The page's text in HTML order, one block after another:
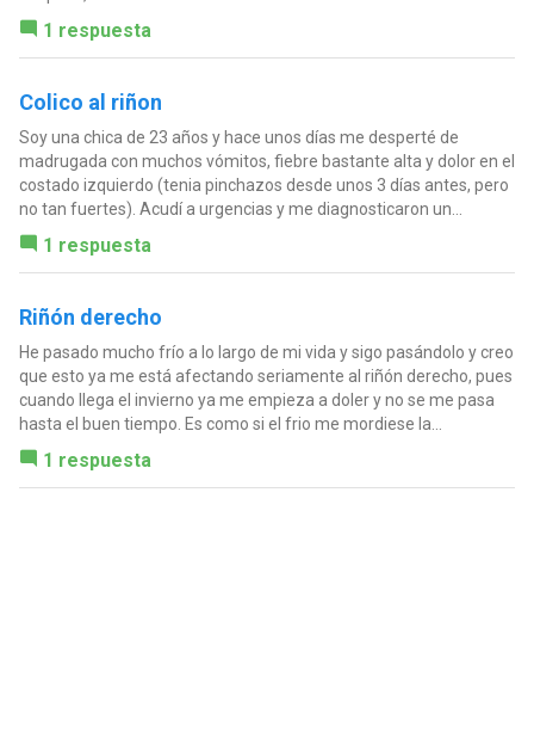
1 respuesta
Colico al riñon
Soy una chica de 23 años y hace unos días me desperté de
madrugada con muchos vómitos, fiebre bastante alta y dolor en el
costado izquierdo (tenia pinchazos desde unos 3 días antes, pero
no tan fuertes). Acudí a urgencias y me diagnosticaron un...
1 respuesta
Riñón derecho
He pasado mucho frío a lo largo de mi vida y sigo pasándolo y creo
que esto ya me está afectando seriamente al riñón derecho, pues
cuando llega el invierno ya me empieza a doler y no se me pasa
hasta el buen tiempo. Es como si el frio me mordiese la...
1 respuesta